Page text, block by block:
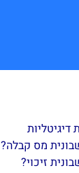
מס קבלה?
זיכוי?